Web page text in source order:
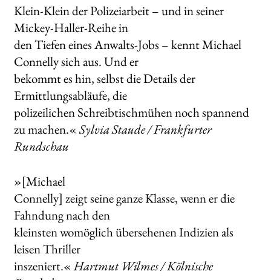
Klein-Klein der Polizeiarbeit – und in seiner
Mickey-Haller-Reihe in
den Tiefen eines Anwalts-Jobs – kennt Michael
Connelly sich aus. Und er
bekommt es hin, selbst die Details der
Ermittlungsabläufe, die
polizeilichen Schreibtischmühen noch spannend
zu machen.«Sylvia Staude / Frankfurter
Rundschau
»[Michael
Connelly] zeigt seine ganze Klasse, wenn er die
Fahndung nach den
kleinsten womöglich übersehenen Indizien als
leisen Thriller
inszeniert.«Hartmut Wilmes / Kölnische